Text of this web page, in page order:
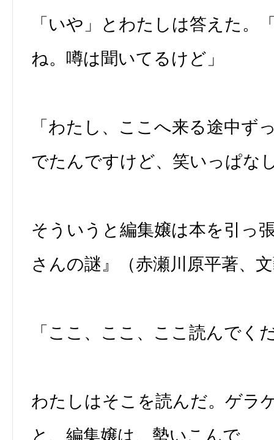
「いや」とわたしは答えた。
ね。噂は聞いてるけど」
「わたし、ここへ来る途中ず
でたんですけど、笑いっぱな
そういうと編集嬢は本を引っ
さんの謎』（赤瀬川原平著、
「ここ、ここ、ここ読んでく
わたしはそこを読んだ。ゲラ
と、編集嬢は、勢いこんで、